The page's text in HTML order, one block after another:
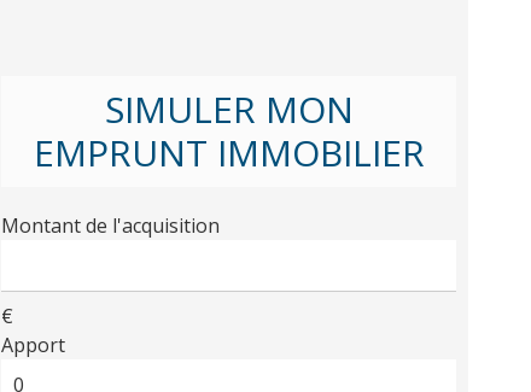
SIMULER MON
EMPRUNT IMMOBILIER
Montant de l'acquisition
€
Apport